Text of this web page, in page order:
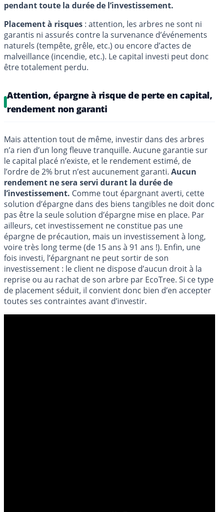
pendant toute la durée de l’investissement.
Placement à risques : attention, les arbres ne sont ni
garantis ni assurés contre la survenance d’événements
naturels (tempête, grêle, etc.) ou encore d’actes de
malveillance (incendie, etc.). Le capital investi peut donc
être totalement perdu.
Attention, épargne à risque de perte en capital,
rendement non garanti
Mais attention tout de même, investir dans des arbres
n’a rien d’un long fleuve tranquille. Aucune garantie sur
le capital placé n’existe, et le rendement estimé, de
l’ordre de 2% brut n’est aucunement garanti. Aucun
rendement ne sera servi durant la durée de
l’investissement. Comme tout épargnant averti, cette
solution d’épargne dans des biens tangibles ne doit donc
pas être la seule solution d’épargne mise en place. Par
ailleurs, cet investissement ne constitue pas une
épargne de précaution, mais un investissement à long,
voire très long terme (de 15 ans à 91 ans !). Enfin, une
fois investi, l’épargnant ne peut sortir de son
investissement : le client ne dispose d’aucun droit à la
reprise ou au rachat de son arbre par EcoTree. Si ce type
de placement séduit, il convient donc bien d’en accepter
toutes ses contraintes avant d’investir.